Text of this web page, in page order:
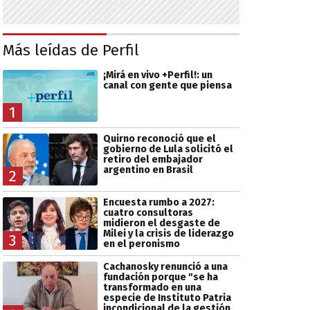
Más leídas de Perfil
1
¡Mirá en vivo +Perfil!: un
canal con gente que piensa
2
Quirno reconoció que el
gobierno de Lula solicitó el
retiro del embajador
argentino en Brasil
3
Encuesta rumbo a 2027:
cuatro consultoras
midieron el desgaste de
Milei y la crisis de liderazgo
en el peronismo
Cachanosky renunció a una
fundación porque "se ha
transformado en una
especie de Instituto Patria